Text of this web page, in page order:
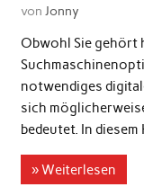
von Jonny
Obwohl Sie gehört
notwendiges
sich
bedeutet. In
» Weiterlesen